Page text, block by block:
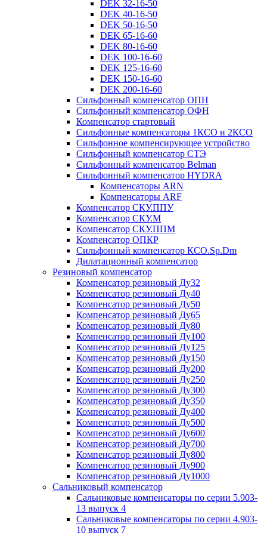
DEK 32-16-50
DEK 40-16-50
DEK 50-16-50
DEK 65-16-60
DEK 80-16-60
DEK 100-16-60
DEK 125-16-60
DEK 150-16-60
DEK 200-16-60
Сильфонный компенсатор ОПН
Сильфонный компенсатор ОФН
Компенсатор стартовый
Сильфонные компенсаторы 1КСО и 2КСО
Сильфонное компенсирующее устройство
Сильфонный компенсатор СТЭ
Сильфонный компенсатор Belman
Сильфонный компенсатор HYDRA
Компенсаторы ARN
Компенсаторы ARF
Компенсатор СКУ.ППУ
Компенсатор СКУ.М
Компенсатор СКУ.ППМ
Компенсатор ОПКР
Сильфонный компенсатор КСО.Sp.Dm
Дилатационный компенсатор
Резиновый компенсатор
Компенсатор резиновый Ду32
Компенсатор резиновый Ду40
Компенсатор резиновый Ду50
Компенсатор резиновый Ду65
Компенсатор резиновый Ду80
Компенсатор резиновый Ду100
Компенсатор резиновый Ду125
Компенсатор резиновый Ду150
Компенсатор резиновый Ду200
Компенсатор резиновый Ду250
Компенсатор резиновый Ду300
Компенсатор резиновый Ду350
Компенсатор резиновый Ду400
Компенсатор резиновый Ду500
Компенсатор резиновый Ду600
Компенсатор резиновый Ду700
Компенсатор резиновый Ду800
Компенсатор резиновый Ду900
Компенсатор резиновый Ду1000
Сальниковый компенсатор
Сальниковые компенсаторы по серии 5.903-
13 выпуск 4
Сальниковые компенсаторы по серии 4.903-
10 выпуск 7